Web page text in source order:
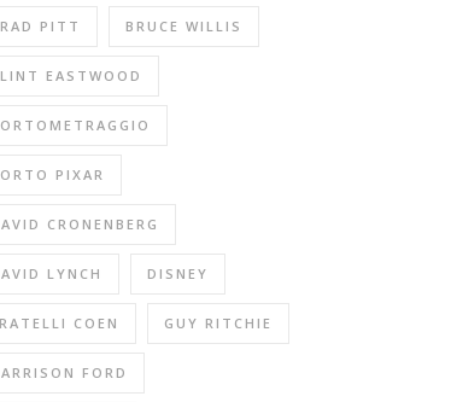
PITT BRUCE WILLIS
EASTWOOD
PIXAR
CRONENBERG
LYNCH DISNEY
COEN GUY RITCHIE
FORD